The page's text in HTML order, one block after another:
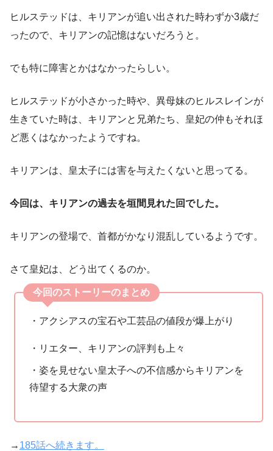
ヒルステッドは、キリアンが追い出された時わずか3歳だ
ったので、キリアンの記憶はないだろうと。
でも特に障害とかはなかったらしい。
ヒルステッドが小さかった時や、異母妹のヒルスレインが
生きていた時は、キリアンと兄弟たち、皇妃の仲もそれほ
ど悪くはなかったようですね。
キリアンは、皇太子には害を与えたくないと思ってる。
今回は、キリアンの過去を垣間見れた回でした。
キリアンの登場で、首都がかなり混乱しているようです。
さて皇妃は、どう出てくるのか。
今回のストーリーのまとめ
・アクシアスの宝石や工芸品の値段が爆上がり
・リエター、キリアンの評判も上々
・姿を見せない皇太子への不信感からキリアンを
待望する大衆の声
→ 185話へ続きます。